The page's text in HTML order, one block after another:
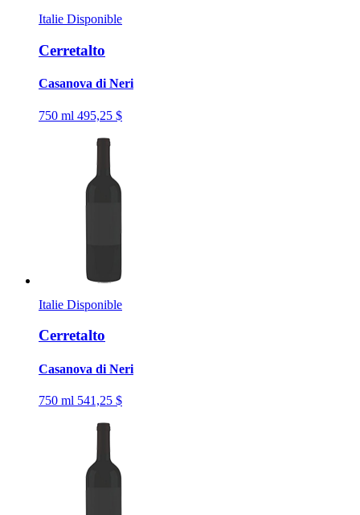
Italie Disponible
Cerretalto
Casanova di Neri
750 ml 495,25 $
Italie Disponible
Cerretalto
Casanova di Neri
750 ml 541,25 $